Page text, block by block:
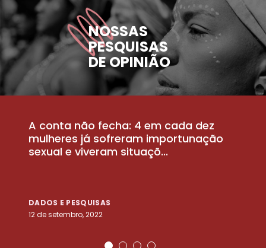
NOSSAS
PESQUISAS
DE OPINIÃO
A conta não fecha: 4 em cada dez
mulheres já sofreram importunação
sexual e viveram situaçõ...
DADOS E PESQUISAS
12 de setembro, 2022